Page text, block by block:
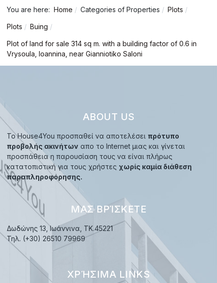
You are here: Home Categories of Properties Plots
Plots Buing
Plot of land for sale 314 sq m. with a building factor of 0.6 in
Vrysoula, Ioannina, near Gianniotiko Saloni
ABOUT US
Το House4You προσπαθεί να αποτελέσει πρότυπο
προβολής ακινήτων απο το Internet μιας και γίνεται
προσπάθεια η παρουσίαση τους να είναι πλήρως
κατατοπιστική για τους χρήστες χωρίς καμία διάθεση
παραπληροφόρησης.
ΜΑΣ ΒΡΊΣΚΕΤΕ
Δωδώνης 13, Ιωάννινα, TK.45221
Τηλ. (+30) 26510 79969
ΧΡΉΣΙΜΑ LINKS